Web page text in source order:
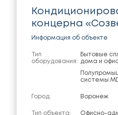
концерна
Информация об объекте
Тип
оборудования:
Бытовые
дома и
системы
Город: Воронеж
Тип объекта:
Офисно-